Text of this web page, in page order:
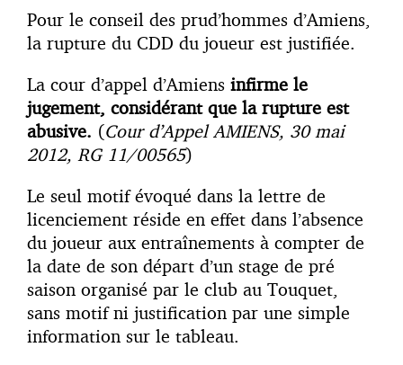
Pour le conseil des prud’hommes d’Amiens,
la rupture du CDD du joueur est justifiée.
La cour d’appel d’Amiens infirme le
jugement, considérant que la rupture est
abusive. (Cour d’Appel AMIENS, 30 mai
2012, RG 11/00565)
Le seul motif évoqué dans la lettre de
licenciement réside en effet dans l’absence
du joueur aux entraînements à compter de
la date de son départ d’un stage de pré
saison organisé par le club au Touquet,
sans motif ni justification par une simple
information sur le tableau.